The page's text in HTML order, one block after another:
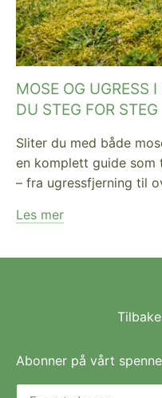
MOSE OG UGRESS
DU STEG FOR STEG
Sliter du med både
en komplett guide som
– fra ugressfjerning til
Les mer
Abonner på vårt